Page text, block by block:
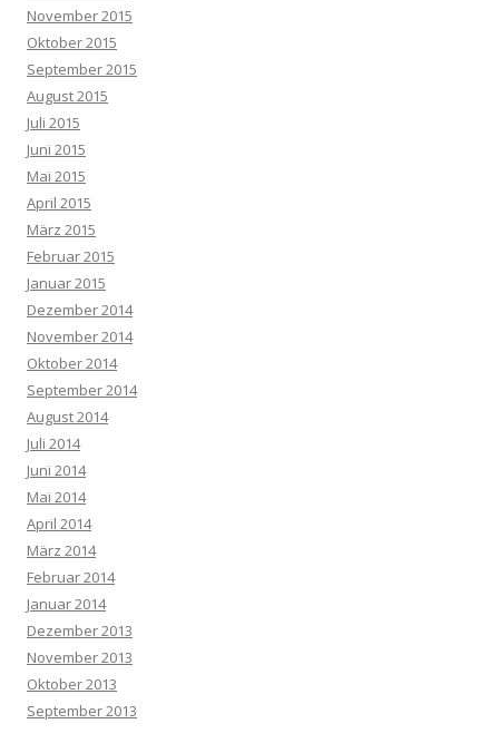
November 2015
Oktober 2015
September 2015
August 2015
Juli 2015
Juni 2015
Mai 2015
April 2015
März 2015
Februar 2015
Januar 2015
Dezember 2014
November 2014
Oktober 2014
September 2014
August 2014
Juli 2014
Juni 2014
Mai 2014
April 2014
März 2014
Februar 2014
Januar 2014
Dezember 2013
November 2013
Oktober 2013
September 2013